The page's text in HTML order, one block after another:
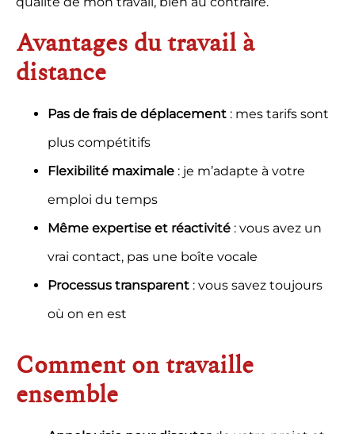
Avantages du travail à
distance
Pas de frais de déplacement
plus compétitifs
Flexibilité maximale
emploi du temps
Même expertise et réactivité
vrai contact, pas une boîte vocale
Processus transparent: vous savez toujours
où on en est
ensemble
Appels visio